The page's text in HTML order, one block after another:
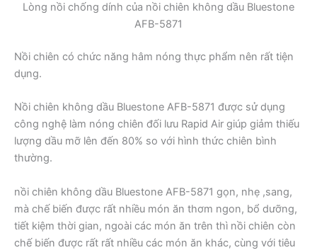
Lòng nồi chống dính của nồi chiên không dầu Bluestone
AFB-5871
Nồi chiên có chức năng hâm nóng thực phẩm nên rất tiện
dụng.
Nồi chiên không dầu Bluestone AFB-5871 được sử dụng
công nghệ làm nóng chiên đối lưu Rapid Air giúp giảm thiếu
lượng dầu mỡ lên đến 80% so với hình thức chiên bình
thường.
nồi chiên không dầu Bluestone AFB-5871 gọn, nhẹ ,sang,
mà chế biến được rất nhiều món ăn thơm ngon, bổ dưỡng,
tiết kiệm thời gian, ngoài các món ăn trên thì nồi chiên còn
chế biến được rất rất nhiều các món ăn khác, cùng với tiêu